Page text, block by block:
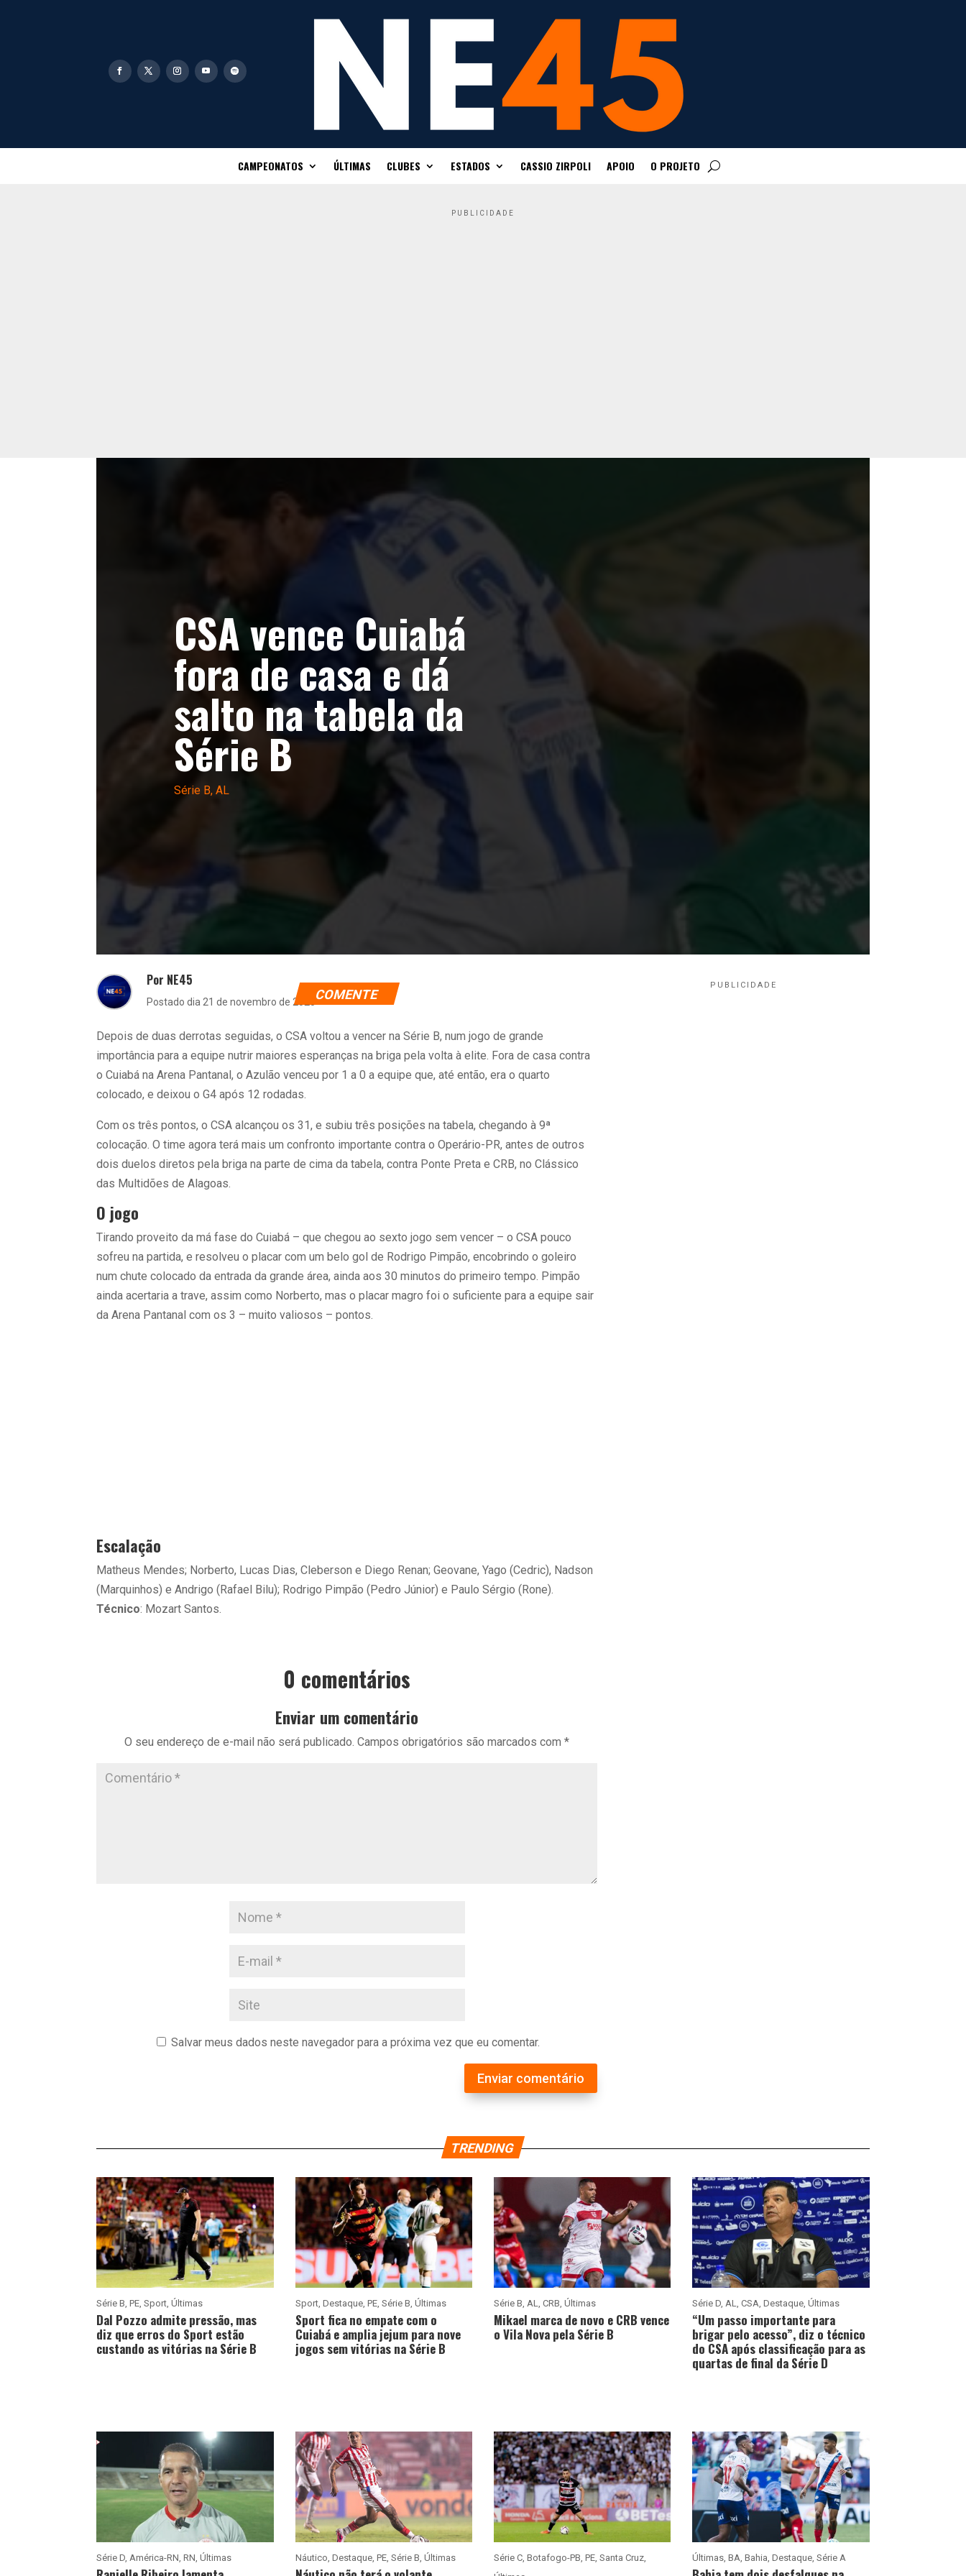
CAMPEONATOS ÚLTIMAS CLUBES ESTADOS CASSIO ZIRPOLI APOIO O PROJETO
PUBLICIDADE
CSA vence Cuiabá
fora de casa e dá
salto na tabela da
Série B
Série B, AL
Por NE45
Postado dia 21 de novembro de 2020 COMENTE
Depois de duas derrotas seguidas, o CSA voltou a vencer na Série B, num jogo de grande
importância para a equipe nutrir maiores esperanças na briga pela volta à elite. Fora de casa contra
o Cuiabá na Arena Pantanal, o Azulão venceu por 1 a 0 a equipe que, até então, era o quarto
colocado, e deixou o G4 após 12 rodadas.
Com os três pontos, o CSA alcançou os 31, e subiu três posições na tabela, chegando à 9ª
colocação. O time agora terá mais um confronto importante contra o Operário-PR, antes de outros
dois duelos diretos pela briga na parte de cima da tabela, contra Ponte Preta e CRB, no Clássico
das Multidões de Alagoas.
O jogo
Tirando proveito da má fase do Cuiabá – que chegou ao sexto jogo sem vencer – o CSA pouco
sofreu na partida, e resolveu o placar com um belo gol de Rodrigo Pimpão, encobrindo o goleiro
num chute colocado da entrada da grande área, ainda aos 30 minutos do primeiro tempo. Pimpão
ainda acertaria a trave, assim como Norberto, mas o placar magro foi o suficiente para a equipe sair
da Arena Pantanal com os 3 – muito valiosos – pontos.
Escalação
Matheus Mendes; Norberto, Lucas Dias, Cleberson e Diego Renan; Geovane, Yago (Cedric), Nadson
(Marquinhos) e Andrigo (Rafael Bilu); Rodrigo Pimpão (Pedro Júnior) e Paulo Sérgio (Rone).
Técnico: Mozart Santos.
0 comentários
Enviar um comentário
O seu endereço de e-mail não será publicado. Campos obrigatórios são marcados com*
Salvar meus dados neste navegador para a próxima vez que eu comentar.
Enviar comentário
PUBLICIDADE
TRENDING
Série B,PE,Sport,Últimas
Dal Pozzo admite pressão, mas
diz que erros do Sport estão
custando as vitórias na Série B
Sport, Destaque, PE, Série B, Últimas
Sport fica no empate com o
Cuiabá e amplia jejum para nove
jogos sem vitórias na Série B
Série B, AL, CRB, Últimas
Mikael marca de novo e CRB vence
o Vila Nova pela Série B
Série D,AL,CSA,Destaque,Últimas
“Um passo importante para
brigar pelo acesso”, diz o técnico
do CSA após classificação para as
quartas de final da Série D
Série D,América-RN,RN,Últimas Náutico, Destaque, PE, Série B, Últimas Série C, Botafogo-PB, PE, Santa Cruz,
Últimas,BA,Bahia,Destaque,Série A